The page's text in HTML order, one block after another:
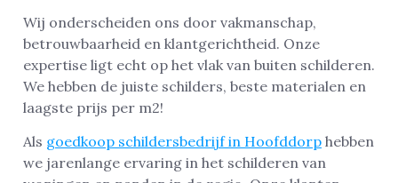
Wij onderscheiden ons door vakmanschap,
betrouwbaarheid en klantgerichtheid. Onze
expertise ligt echt op het vlak van buiten schilderen.
We hebben de juiste schilders, beste materialen en
laagste prijs per m2!
Als goedkoop schildersbedrijf in Hoofddorp hebben
we jarenlange ervaring in het schilderen van